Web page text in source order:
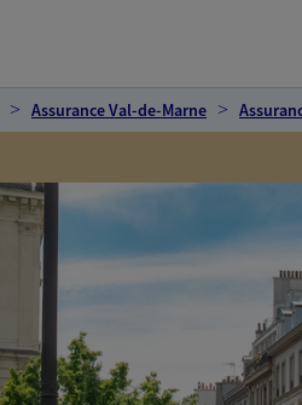
Assurance Val-de-Marne